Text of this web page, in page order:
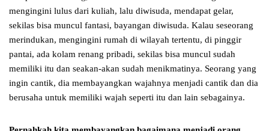
mengingini lulus dari kuliah, lalu diwisuda, mendapat gelar,
sekilas bisa muncul fantasi, bayangan diwisuda. Kalau seseorang
merindukan, mengingini rumah di wilayah tertentu, di pinggir
pantai, ada kolam renang pribadi, sekilas bisa muncul sudah
memiliki itu dan seakan-akan sudah menikmatinya. Seorang yang
ingin cantik, dia membayangkan wajahnya menjadi cantik dan dia
berusaha untuk memiliki wajah seperti itu dan lain sebagainya.